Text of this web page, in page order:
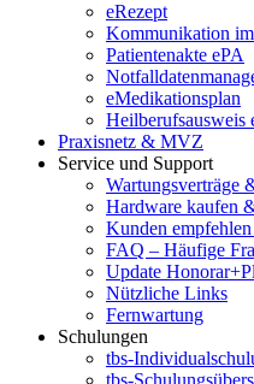
eRezept
Kommunikation
Patientenakte ePA
eMedikationsplan
Heilberufsausweis
Praxisnetz & MVZ
Service und Support
Wartungsverträge
Hardware kaufen
Kunden
FAQ – Häufige
Update
Nützliche Links
Fernwartung
Schulungen
tbs-